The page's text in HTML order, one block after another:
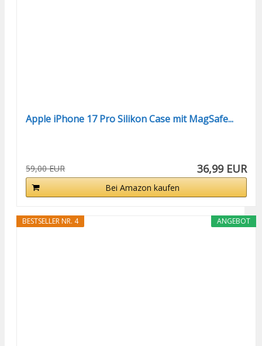
Apple iPhone 17 Pro Silikon Case mit MagSafe...
59,00 EUR 36,99 EUR
Bei Amazon kaufen
ANGEBOT
BESTSELLER NR. 4